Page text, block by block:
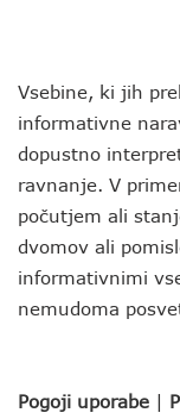
Vsebine, ki jih
informativne
dopustno
ravnanje. V
počutjem ali
dvomov ali
informativnimi
nemudoma
Pogoji uporabe |